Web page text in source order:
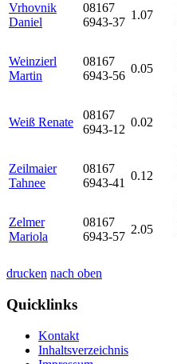
Vrhovnik
Daniel
08167
6943-37
1.07
Weinzierl
Martin
08167
6943-56
0.05
Weiß Renate
08167
6943-12
0.02
Zeilmaier
Tahnee
08167
6943-41
0.12
Zelmer
Mariola
08167
6943-57
2.05
drucken nach oben
Quicklinks
Kontakt
Inhaltsverzeichnis